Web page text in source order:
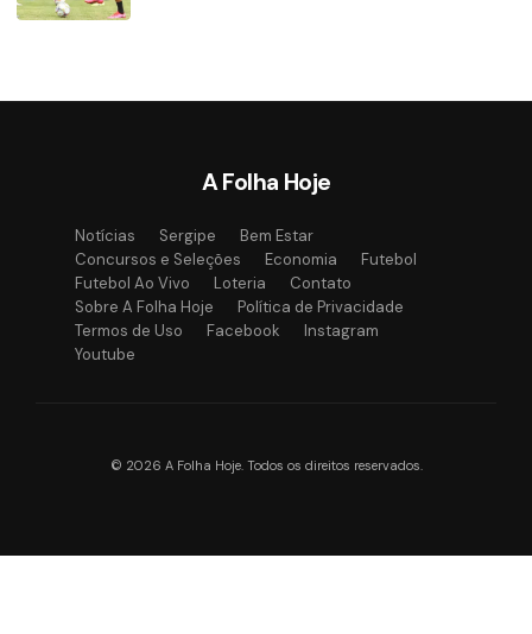
A Folha Hoje
Notícias Sergipe
Bem Estar
Concursos e Seleções
Economia
Futebol
Futebol Ao Vivo
Loteria
Contato
Sobre A Folha Hoje
Política de Privacidade
Termos de Uso
Facebook
Instagram
Youtube
© 2026 A Folha Hoje. Todos os direitos reservados.